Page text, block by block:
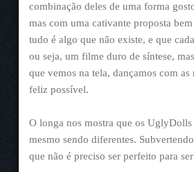
combinação deles de uma forma
mas com uma cativante proposta
tudo é algo que não existe, e que
ou seja, um filme duro de síntese,
que vemos na tela, dançamos com
feliz possível.
O longa nos mostra que os
mesmo sendo diferentes.
que não é preciso ser perfeito para